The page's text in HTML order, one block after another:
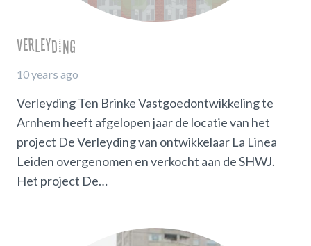
Verleyding
10 years ago
Verleyding Ten Brinke Vastgoedontwikkeling te
Arnhem heeft afgelopen jaar de locatie van het
project De Verleyding van ontwikkelaar La Linea
Leiden overgenomen en verkocht aan de SHWJ.
Het project De…